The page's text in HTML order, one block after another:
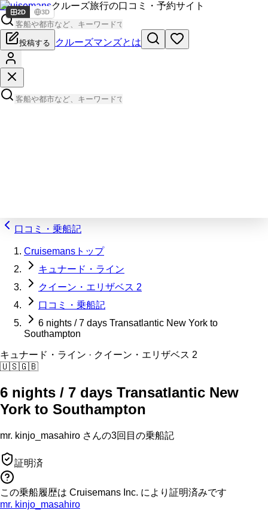
Cruisemansクルーズ旅行の口コミ・予約サイト
投稿する クルーズマンズとは
口コミ・乗船記
Cruisemansトップ
キュナード・ライン
クイーン・エリザベス 2
口コミ・乗船記
6 nights / 7 days Transatlantic New York to
Southampton
キュナード・ライン · クイーン・エリザベス 2
🇺🇸🇬🇧
6 nights / 7 days Transatlantic New
York to Southampton
mr. kinjo_masahiro さんの3回目の乗船記
証明済
この乗船履歴は Cruisemans Inc. により証明済みです
mr. kinjo_masahiro
2D 3D